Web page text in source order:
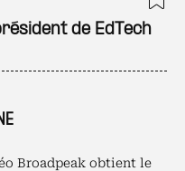
Broadpeak obtient le
de EdTech